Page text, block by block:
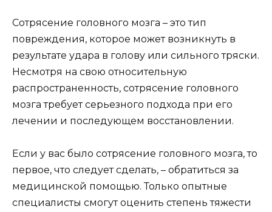
Сотрясение головного мозга – это тип
повреждения, которое может возникнуть в
результате удара в голову или сильного тряски.
Несмотря на свою относительную
распространенность, сотрясение головного
мозга требует серьезного подхода при его
лечении и последующем восстановлении.
Если у вас было сотрясение головного мозга, то
первое, что следует сделать, – обратиться за
медицинской помощью. Только опытные
специалисты смогут оценить степень тяжести